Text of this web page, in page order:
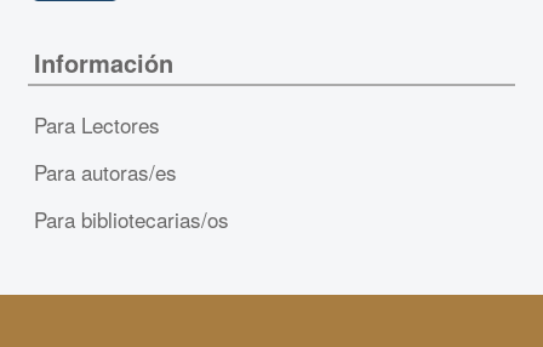
Información
Para Lectores
Para autoras/es
Para bibliotecarias/os